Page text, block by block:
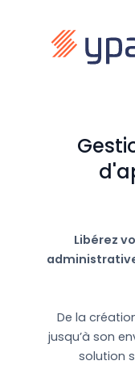
Libérez
De la
jusqu’à son
solution